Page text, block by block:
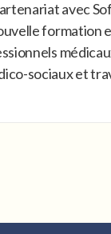
avec
formation
sociaux et